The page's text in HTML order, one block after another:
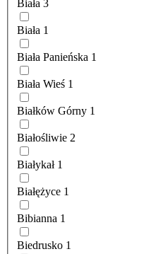
Biała 3
Biała 1
Biała Panieńska 1
Biała Wieś 1
Białków Górny 1
Białośliwie 2
Białykał 1
Białężyce 1
Bibianna 1
Biedrusko 1